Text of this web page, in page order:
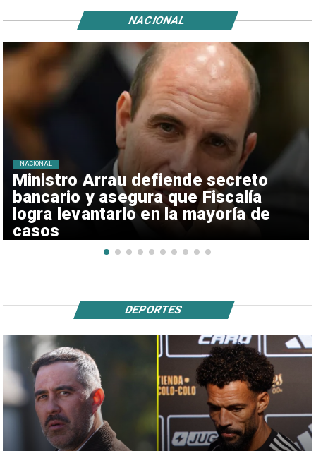
Ministro Arrau defiende secreto
bancario y asegura que Fiscalía
logra levantarlo en la mayoría de
casos
NACIONAL
NACIONAL
DEPORTES